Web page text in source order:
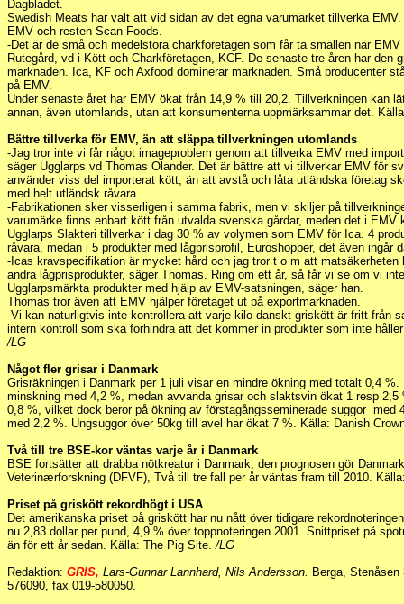
Dagbladet.
Swedish Meats har valt att vid sidan av det egna varumärket tillverka
EMV och resten Scan Foods.
-Det är de små och medelstora charkföretagen som får ta smällen när
Rutegård, vd i Kött och Charkföretagen, KCF. De senaste tre åren har den
marknaden. Ica, KF och Axfood dominerar marknaden. Små producenter
på EMV.
Under senaste året har EMV ökat från 14,9 % till 20,2. Tillverkningen kan
annan, även utomlands, utan att konsumenterna uppmärksammar det.
Bättre tillverka för EMV, än att släppa tillverkningen utomlands
-Jag tror inte vi får något imageproblem genom att tillverka EMV med
säger Ugglarps vd Thomas Olander. Det är bättre att vi tillverkar EMV för
använder viss del importerat kött, än att avstå och låta utländska företag
med helt utländsk råvara.
-Fabrikationen sker visserligen i samma fabrik, men vi skiljer på
varumärke finns enbart kött från utvalda svenska gårdar, meden det i EMV
Ugglarps Slakteri tillverkar i dag 30 % av volymen som EMV för Ica. 4
råvara, medan i 5 produkter med lågprisprofil, Euroshopper, det även ingår
-Icas kravspecifikation är mycket hård och jag tror t o m att matsäkerheten
andra lågprisprodukter, säger Thomas. Ring om ett år, så får vi se om vi
Ugglarpsmärkta produkter med hjälp av EMV-satsningen, säger han.
Thomas tror även att EMV hjälper företaget ut på exportmarknaden.
-Vi kan naturligtvis inte kontrollera att varje kilo danskt griskött är fritt från
intern kontroll som ska förhindra att det kommer in produkter som inte
/LG
Något fler grisar i Danmark
Grisräkningen i Danmark per 1 juli visar en mindre ökning med totalt 0,4
minskning med 4,2 %, medan avvanda grisar och slaktsvin ökat 1 resp
0,8 %, vilket dock beror på ökning av förstagångsseminerade suggor med
med 2,2 %. Ungsuggor över 50kg till avel har ökat 7 %. Källa: Danish
Två till tre BSE-kor väntas varje år i Danmark
BSE fortsätter att drabba nötkreatur i Danmark, den prognosen gör
Veterinærforskning (DFVF), Två till tre fall per år väntas fram till 2010.
Priset på griskött rekordhögt i USA
Det amerikanska priset på griskött har nu nått över tidigare
nu 2,83 dollar per pund, 4,9 % över toppnoteringen 2001. Snittpriset på
än för ett år sedan. Källa: The Pig Site./LG
Redaktion: GRIS, Lars-Gunnar Lannhard, Nils Andersson. Berga,
576090, fax 019-580050.